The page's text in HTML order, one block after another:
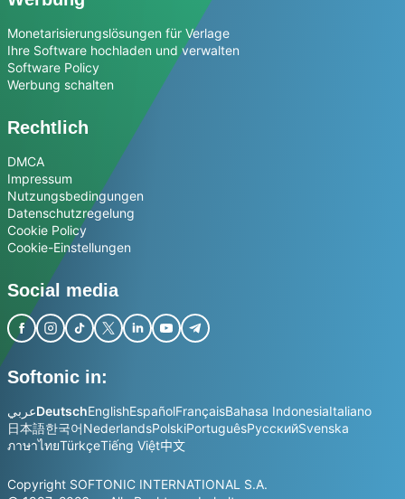
Monetarisierungslösungen für Verlage
Ihre Software hochladen und verwalten
Software Policy
Werbung schalten
Rechtlich
DMCA
Impressum
Nutzungsbedingungen
Datenschutzregelung
Cookie Policy
Cookie-Einstellungen
Social media
Softonic in:
عربيDeutschEnglishEspañolFrançaisBahasa IndonesiaItaliano
日本語한국어NederlandsPolskiPortuguêsРусскийSvenska
ภาษาไทยTürkçeTiếng Việt中文
Copyright SOFTONIC INTERNATIONAL S.A.